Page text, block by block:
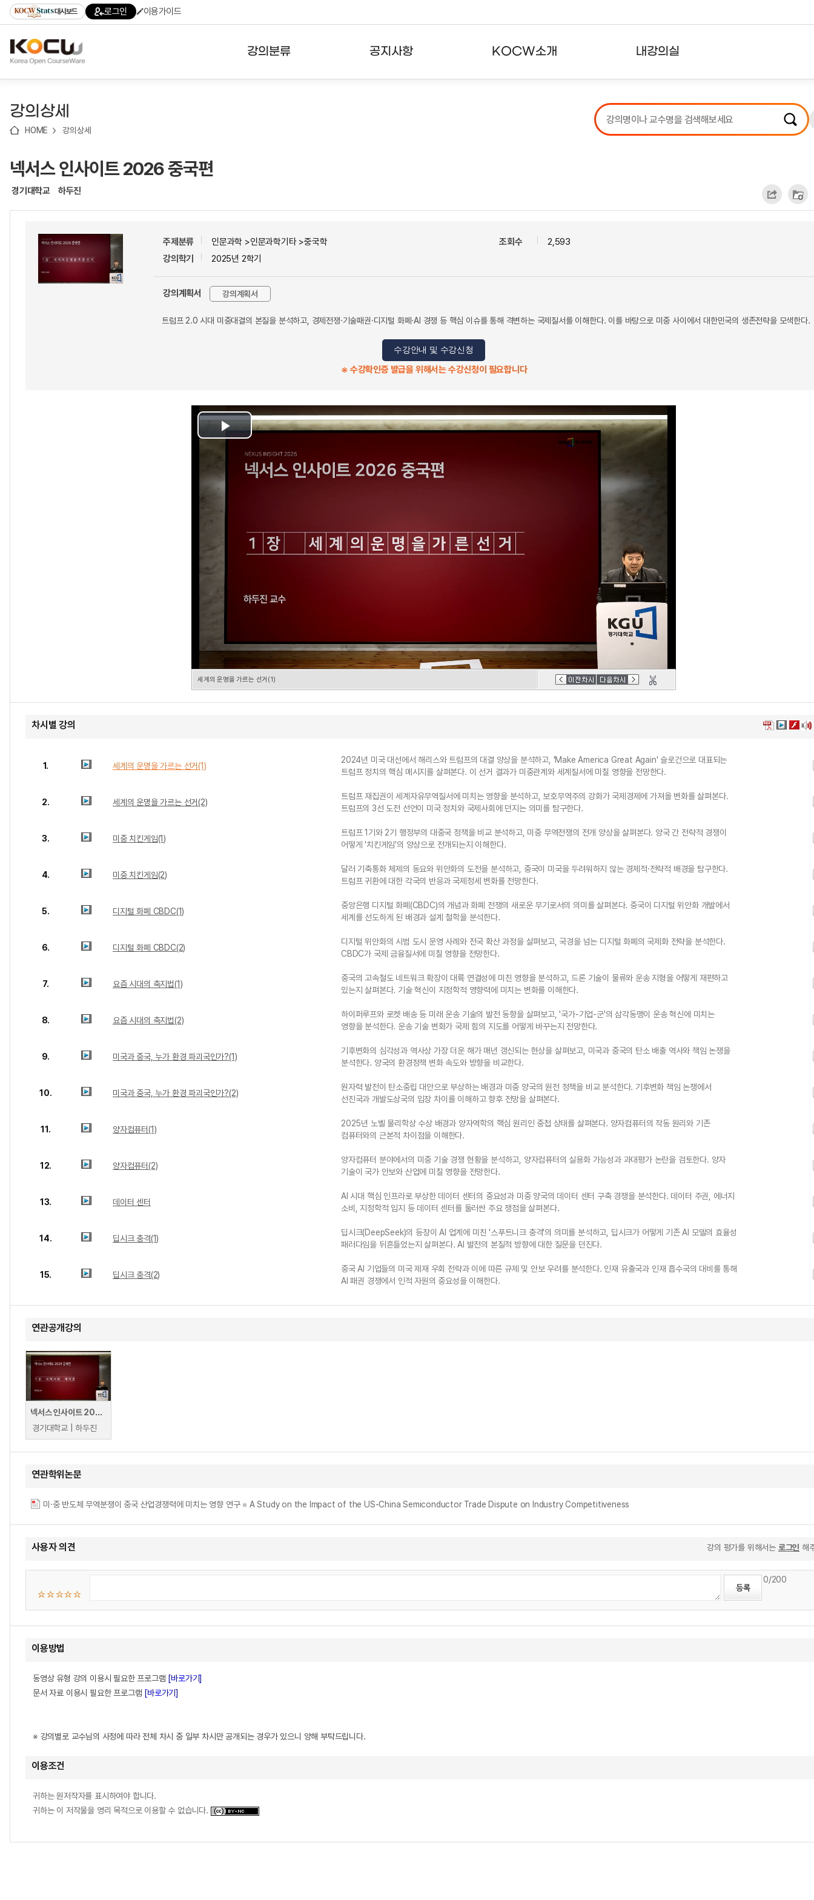
기
기
기
content)
가
대시보드 로그인 이용가이드
강의분류 공지사항 KOCW소개 내강의실
강의리스트
수강확인증강의
강의상세
HOME 강의상세
넥서스 인사이트 2026 중국편
경기대학교 하두진
주제분류
인문과학 >인문과학기타 >중국학
강의학기
2025년 2학기
조회수 2,593
강의계획서 강의계획서
트럼프 2.0 시대 미중대결의 본질을 분석하고, 경제전쟁·기술패권·디지털 화폐·AI 경쟁 등 핵심 이슈를 통해 격변하는 국제질서를 이해한다. 이를 바탕으로 미중 사이에서 대한민국의 생존전략을 모색한다.
수강안내 및 수강신청
※ 수강확인증 발급을 위해서는 수강신청이 필요합니다
Play
Video
세계의 운명을 가르는 선거(1)
차시별 강의
1. 세계의 운명을 가르는 선거(1)
2024년 미국 대선에서 해리스와 트럼프의 대결 양상을 분석하고, 'Make America Great Again' 슬로건으로 대표되는
트럼프 정치의 핵심 메시지를 살펴본다. 이 선거 결과가 미중관계와 세계질서에 미칠 영향을 전망한다.
2. 세계의 운명을 가르는 선거(2)
트럼프 재집권이 세계자유무역질서에 미치는 영향을 분석하고, 보호무역주의 강화가 국제경제에 가져올 변화를 살펴본다.
트럼프의 3선 도전 선언이 미국 정치와 국제사회에 던지는 의미를 탐구한다.
3. 미중 치킨게임(1)
트럼프 1기와 2기 행정부의 대중국 정책을 비교 분석하고, 미중 무역전쟁의 전개 양상을 살펴본다. 양국 간 전략적 경쟁이
어떻게 '치킨게임'의 양상으로 전개되는지 이해한다.
4. 미중 치킨게임(2)
달러 기축통화 체제의 동요와 위안화의 도전을 분석하고, 중국이 미국을 두려워하지 않는 경제적·전략적 배경을 탐구한다.
트럼프 귀환에 대한 각국의 반응과 국제정세 변화를 전망한다.
5. 디지털 화폐 CBDC(1)
중앙은행 디지털 화폐(CBDC)의 개념과 화폐 전쟁의 새로운 무기로서의 의미를 살펴본다. 중국이 디지털 위안화 개발에서
세계를 선도하게 된 배경과 설계 철학을 분석한다.
6. 디지털 화폐 CBDC(2)
디지털 위안화의 시범 도시 운영 사례와 전국 확산 과정을 살펴보고, 국경을 넘는 디지털 화폐의 국제화 전략을 분석한다.
CBDC가 국제 금융질서에 미칠 영향을 전망한다.
7. 요즘 시대의 축지법(1)
중국의 고속철도 네트워크 확장이 대륙 연결성에 미친 영향을 분석하고, 드론 기술이 물류와 운송 지형을 어떻게 재편하고
있는지 살펴본다. 기술 혁신이 지정학적 영향력에 미치는 변화를 이해한다.
8. 요즘 시대의 축지법(2)
하이퍼루프와 로켓 배송 등 미래 운송 기술의 발전 동향을 살펴보고, '국가-기업-군'의 삼각동맹이 운송 혁신에 미치는
영향을 분석한다. 운송 기술 변화가 국제 힘의 지도를 어떻게 바꾸는지 전망한다.
9. 미국과 중국, 누가 환경 파괴국인가?(1)
기후변화의 심각성과 역사상 가장 더운 해가 매년 갱신되는 현상을 살펴보고, 미국과 중국의 탄소 배출 역사와 책임 논쟁을
분석한다. 양국의 환경정책 변화 속도와 방향을 비교한다.
10. 미국과 중국, 누가 환경 파괴국인가?(2)
원자력 발전이 탄소중립 대안으로 부상하는 배경과 미중 양국의 원전 정책을 비교 분석한다. 기후변화 책임 논쟁에서
선진국과 개발도상국의 입장 차이를 이해하고 향후 전망을 살펴본다.
11. 양자컴퓨터(1)
2025년 노벨 물리학상 수상 배경과 양자역학의 핵심 원리인 중첩 상태를 살펴본다. 양자컴퓨터의 작동 원리와 기존
컴퓨터와의 근본적 차이점을 이해한다.
12. 양자컴퓨터(2)
양자컴퓨터 분야에서의 미중 기술 경쟁 현황을 분석하고, 양자컴퓨터의 실용화 가능성과 과대평가 논란을 검토한다. 양자
기술이 국가 안보와 산업에 미칠 영향을 전망한다.
13. 데이터 센터
AI 시대 핵심 인프라로 부상한 데이터 센터의 중요성과 미중 양국의 데이터 센터 구축 경쟁을 분석한다. 데이터 주권, 에너지
소비, 지정학적 입지 등 데이터 센터를 둘러싼 주요 쟁점을 살펴본다.
14. 딥시크 충격(1)
딥시크(DeepSeek)의 등장이 AI 업계에 미친 '스푸트니크 충격'의 의미를 분석하고, 딥시크가 어떻게 기존 AI 모델의 효율성
패러다임을 뒤흔들었는지 살펴본다. AI 발전의 본질적 방향에 대한 질문을 던진다.
15. 딥시크 충격(2)
중국 AI 기업들의 미국 제재 우회 전략과 이에 따른 규제 및 안보 우려를 분석한다. 인재 유출국과 인재 흡수국의 대비를 통해
AI 패권 경쟁에서 인적 자원의 중요성을 이해한다.
연관공개강의
넥서스 인사이트 2025(중국편)
경기대학교 | 하두진
연관학위논문
미·중 반도체 무역분쟁이 중국 산업경쟁력에 미치는 영향 연구 = A Study on the Impact of the US-China Semiconductor Trade Dispute on Industry Competitiveness
사용자 의견 강의 평가를 위해서는 로그인 해
0/200
이용방법
동영상 유형 강의 이용시 필요한 프로그램 [바로가기]
문서 자료 이용시 필요한 프로그램 [바로가기]
※ 강의별로 교수님의 사정에 따라 전체 차시 중 일부 차시만 공개되는 경우가 있으니 양해 부탁드립니다.
이용조건
귀하는 원저작자를 표시하여야 합니다.
귀하는 이 저작물을 영리 목적으로 이용할 수 없습니다.